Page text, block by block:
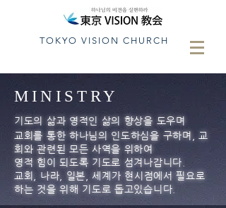
TOKYO VISION CHURCH
MINISTRY
기도의 삶과 영적인 삶의 향상을 도우며
교회를 통한 하나님의 인도하심을 구하며, 교
회와 관련된 모든 사역을 위하여
영적 힘이 되도록 기도로 섬겨나갑니다.
교회, 나라, 일본, 세계가 현시점에서 필요로
하는 것을 위해 기도로 돕고있습니다.